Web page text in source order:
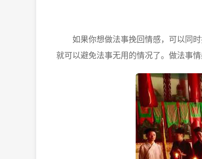
如果你想做法事挽回情感，可以同时
就可以避免法事无用的情况了。做法事